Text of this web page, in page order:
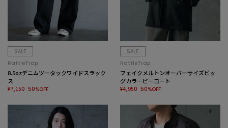
SALE
RattleTrap
8.5ozデニムツータックワイドスラック
ス
¥7,150 50%OFF
SALE
RattleTrap
フェイクメルトンオーバーサイズビッ
グカラーピーコート
¥4,950 50%OFF